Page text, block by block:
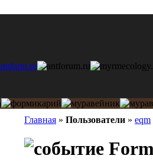
Главная » Пользователи » eqm